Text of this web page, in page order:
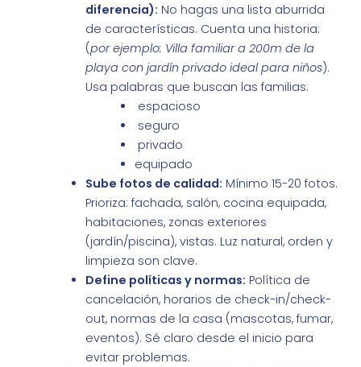
diferencia): No hagas una lista aburrida
de características. Cuenta una historia:
(por ejemplo: Villa familiar a 200m de la
playa con jardín privado ideal para niños).
Usa palabras que buscan las familias:
espacioso
seguro
privado
equipado
Sube fotos de calidad: Mínimo 15-20 fotos.
Prioriza: fachada, salón, cocina equipada,
habitaciones, zonas exteriores
(jardín/piscina), vistas. Luz natural, orden y
limpieza son clave.
Define políticas y normas: Política de
cancelación, horarios de check-in/check-
out, normas de la casa (mascotas, fumar,
eventos). Sé claro desde el inicio para
evitar problemas.